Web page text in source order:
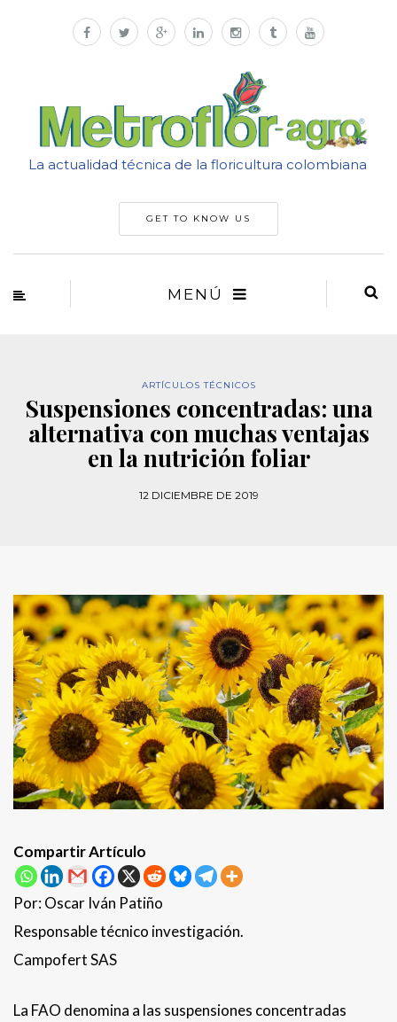
La actualidad técnica de la floricultura colombiana
GET TO KNOW US
MENÚ
ARTÍCULOS TÉCNICOS
Suspensiones concentradas: una
alternativa con muchas ventajas
en la nutrición foliar
12 DICIEMBRE DE 2019
Compartir Artículo
Por: Oscar Iván Patiño
Responsable técnico investigación.
Campofert SAS
La FAO denomina a las suspensiones concentradas